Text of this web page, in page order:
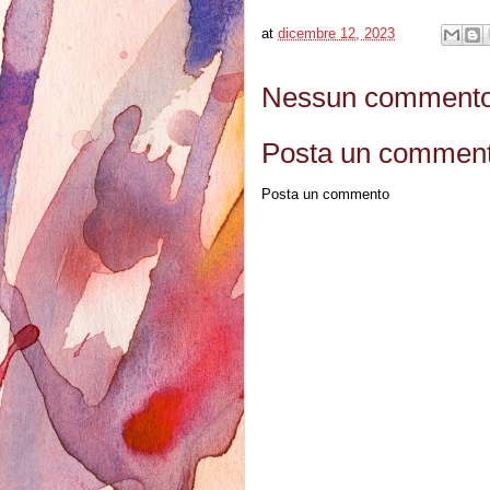
at dicembre 12, 2023
Nessun
Posta un
Posta un commento